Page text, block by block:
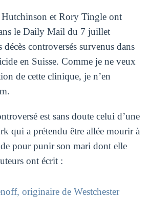
Hutchinson et Rory Tingle ont
le Daily Mail du 7 juillet
décès controversés survenus dans
en Suisse. Comme je ne veux
de cette clinique, je n’en
est sans doute celui d’une
qui a prétendu être allée mourir à
pour punir son mari dont elle
ont écrit :
originaire de Westchester